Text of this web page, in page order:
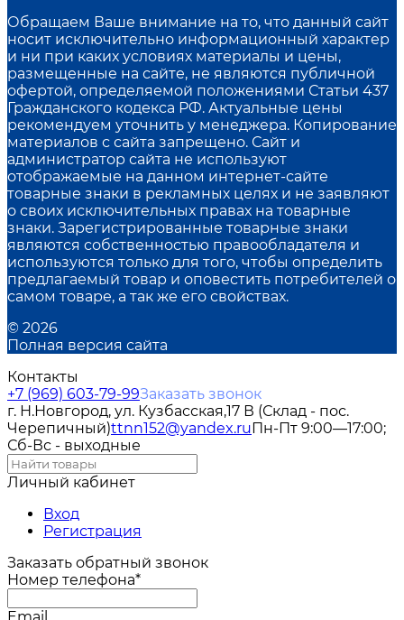
Обращаем Ваше внимание на то, что данный сайт
носит исключительно информационный характер
и ни при каких условиях материалы и цены,
размещенные на сайте, не являются публичной
офертой, определяемой положениями Статьи 437
Гражданского кодекса РФ. Актуальные цены
рекомендуем уточнить у менеджера. Копирование
материалов с сайта запрещено. Сайт и
администратор сайта не используют
отображаемые на данном интернет-сайте
товарные знаки в рекламных целях и не заявляют
о своих исключительных правах на товарные
знаки. Зарегистрированные товарные знаки
являются собственностью правообладателя и
используются только для того, чтобы определить
предлагаемый товар и оповестить потребителей о
самом товаре, а так же его свойствах.
© 2026
Полная версия сайта
Контакты
+7 (969) 603-79-99Заказать звонок
г. Н.Новгород, ул. Кузбасская,17 В (Склад - пос.
Черепичный)ttnn152@yandex.ruПн-Пт 9:00—17:00;
Сб-Вс - выходные
Личный кабинет
Вход
Регистрация
Заказать обратный звонок
Номер телефона*
Email